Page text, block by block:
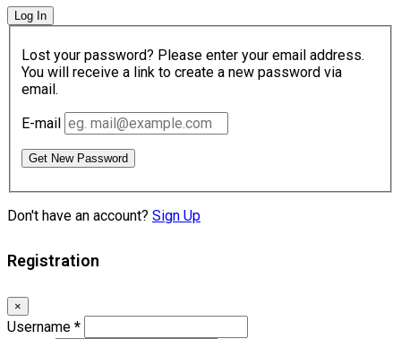
Log In
Lost your password? Please enter your email address.
You will receive a link to create a new password via
email.
E-mail
Get New Password
Don't have an account? Sign Up
Registration
×
Username *